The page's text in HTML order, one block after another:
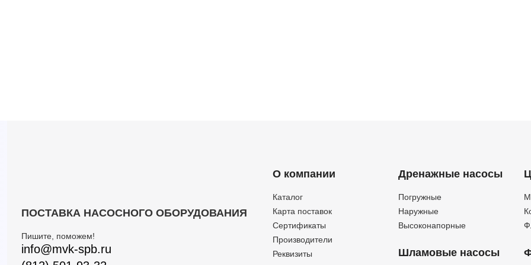
ПОСТАВКА НАСОСНОГО ОБОРУДОВАНИЯ
Пишите, поможем!
info@mvk-spb.ru
О компании
Каталог
Карта поставок
Сертификаты
Производители
Реквизиты
Дренажные насосы
Погружные
Наружные
Высоконапорные
Шламовые насосы